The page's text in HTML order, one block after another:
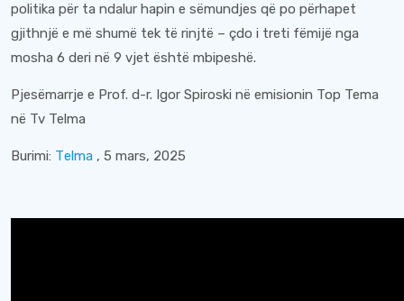
politika për ta ndalur hapin e sëmundjes që po përhapet
gjithnjë e më shumë tek të rinjtë – çdo i treti fëmijë nga
mosha 6 deri në 9 vjet është mbipeshë.
Pjesëmarrje e Prof. d-r. Igor Spiroski në emisionin Top Tema
në Tv Telma
Burimi: Теlma , 5 mars, 2025